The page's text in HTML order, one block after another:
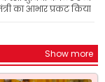
का आभार प्रकट किया
Show more